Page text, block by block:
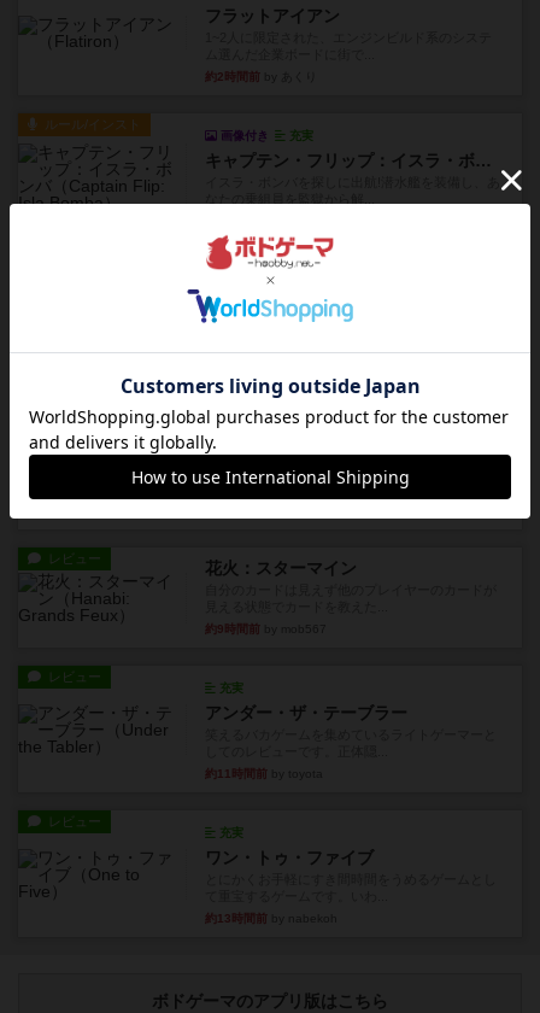
フラットアイアン
約2時間前
ルール/インスト
画像付き 充実
キャプテン・フリップ：イスラ・ボンバ
画像付き
トランスオリエント・エクスプレス
乗客の皆様、トランスオリエント・エクスプレス
レビュー
画像付き 充実
フラットアイアン
世界に浸れる度 ☆☆☆☆★楽しさ ☆☆☆☆★
タイパ ☆☆☆☆☆マンハッ...
レビュー 花火：スターマイン
約9時間前
レビュー
充実
アンダー・ザ・テーブラー
約11時間前
レビュー
充実
ワン・トゥ・ファイブ
約13時間前
ボドゲーマのアプリ版はこちら